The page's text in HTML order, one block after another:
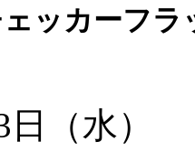
ェッカーフ
（水）